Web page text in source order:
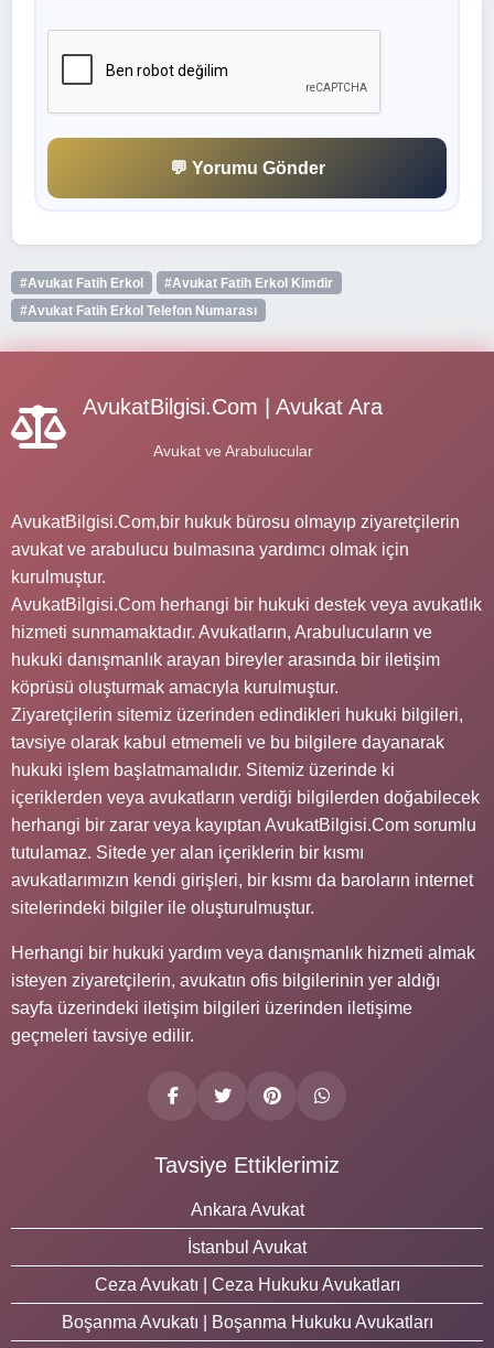
💬 Yorumu Gönder
#Avukat Fatih Erkol
#Avukat Fatih Erkol Kimdir
#Avukat Fatih Erkol Telefon Numarası
AvukatBilgisi.Com | Avukat Ara
Avukat ve Arabulucular
AvukatBilgisi.Com,bir hukuk bürosu olmayıp ziyaretçilerin
avukat ve arabulucu bulmasına yardımcı olmak için
kurulmuştur.
AvukatBilgisi.Com herhangi bir hukuki destek veya avukatlık
hizmeti sunmamaktadır. Avukatların, Arabulucuların ve
hukuki danışmanlık arayan bireyler arasında bir iletişim
köprüsü oluşturmak amacıyla kurulmuştur.
Ziyaretçilerin sitemiz üzerinden edindikleri hukuki bilgileri,
tavsiye olarak kabul etmemeli ve bu bilgilere dayanarak
hukuki işlem başlatmamalıdır. Sitemiz üzerinde ki
içeriklerden veya avukatların verdiği bilgilerden doğabilecek
herhangi bir zarar veya kayıptan AvukatBilgisi.Com sorumlu
tutulamaz. Sitede yer alan içeriklerin bir kısmı
avukatlarımızın kendi girişleri, bir kısmı da baroların internet
sitelerindeki bilgiler ile oluşturulmuştur.
Herhangi bir hukuki yardım veya danışmanlık hizmeti almak
isteyen ziyaretçilerin, avukatın ofis bilgilerinin yer aldığı
sayfa üzerindeki iletişim bilgileri üzerinden iletişime
geçmeleri tavsiye edilir.
Tavsiye Ettiklerimiz
Ankara Avukat
İstanbul Avukat
Ceza Avukatı | Ceza Hukuku Avukatları
Boşanma Avukatı | Boşanma Hukuku Avukatları